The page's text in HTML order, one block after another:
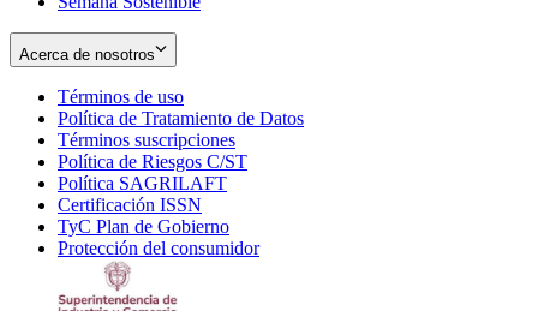
Acerca de nosotros
Términos de uso
in
new
window
Política de Tratamiento de Datos
Términos suscripciones
in
Política de Riesgos C/ST
Política SAGRILAFT
new
window
Certificación ISSN
in
new
TyC Plan de Gobierno
in
Protección del consumidorOpens